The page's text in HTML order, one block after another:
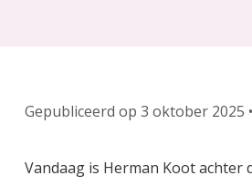
Gepubliceerd op 3 oktober 2025
Vandaag is Herman Koot achter